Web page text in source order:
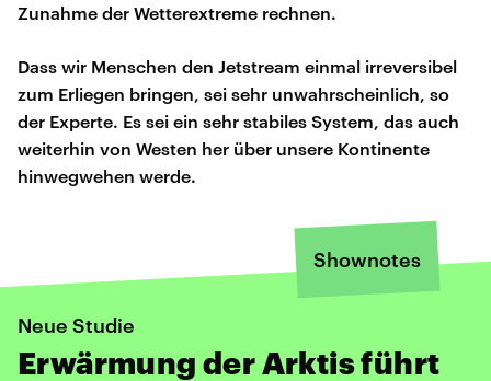
Zunahme der Wetterextreme rechnen.
Dass wir Menschen den Jetstream einmal irreversibel
zum Erliegen bringen, sei sehr unwahrscheinlich, so
der Experte. Es sei ein sehr stabiles System, das auch
weiterhin von Westen her über unsere Kontinente
hinwegwehen werde.
Shownotes
Neue Studie
Erwärmung der Arktis führt